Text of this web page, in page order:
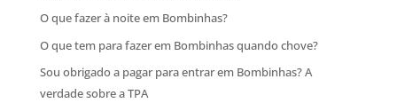
O que fazer à noite em Bombinhas?
O que tem para fazer em Bombinhas quando chove?
Sou obrigado a pagar para entrar em Bombinhas? A
verdade sobre a TPA